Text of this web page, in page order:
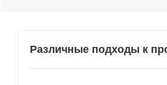
Различные подходы к